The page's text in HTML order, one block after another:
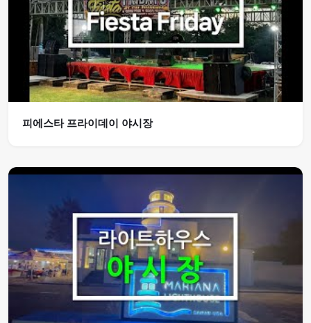
피에스타 프라이데이 야시장